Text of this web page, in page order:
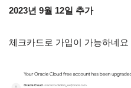
2023년 9월 12일 추가
체크카드로 가입이 가능하네요